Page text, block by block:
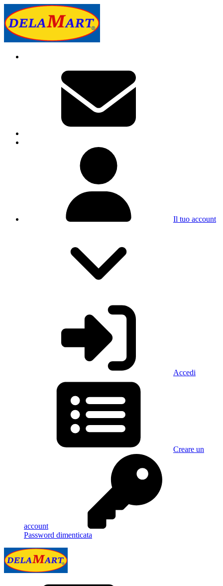
Il tuo account
Accedi
Creare un
account
Password dimenticata